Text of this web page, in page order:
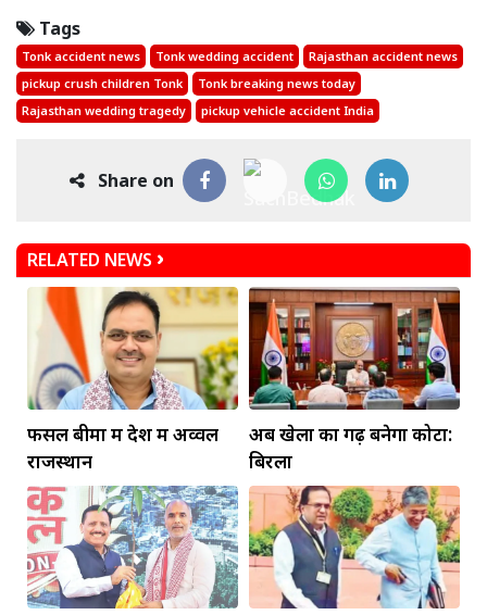
Tags
Tonk accident news Tonk wedding accident
Rajasthan accident news
pickup crush children Tonk
Tonk breaking news today
Rajasthan wedding tragedy
pickup vehicle accident India
Share on
RELATED NEWS
फसल बीमा में देश में अव्वल
राजस्थान
अब खेलों का गढ़ बनेगा कोटा:
बिरला